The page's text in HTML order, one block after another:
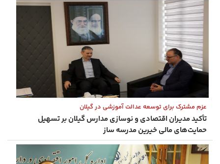
عزم مشترک برای توسعه عدالت آموزشی در گیلان
تأکید مدیران اقتصادی و نوسازی مدارس گیلان بر تسهیل
حمایت‌های مالی خیرین مدرسه ‌ساز